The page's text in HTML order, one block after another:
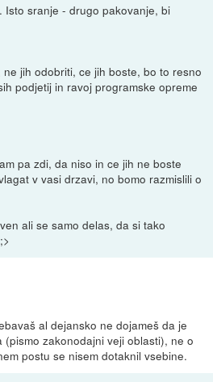
Isto sranje - drugo pakovanje, bi
jih odobriti, ce jih boste, bo to resno
podjetij in ravoj programske opreme
pa zdi, da niso in ce jih ne boste
v vasi drzavi, no bomo razmislili o
ali se samo delas, da si tako
al dejansko ne dojameš da je
zakonodajni veji oblasti), ne o
postu se nisem dotaknil vsebine.